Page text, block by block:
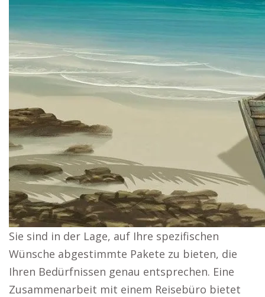
Sie sind in der Lage, auf Ihre spezifischen
Wünsche abgestimmte Pakete zu bieten, die
Ihren Bedürfnissen genau entsprechen. Eine
Zusammenarbeit mit einem Reisebüro bietet